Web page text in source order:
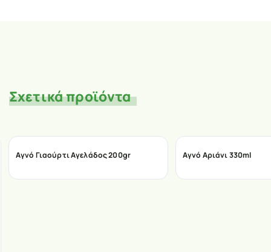
Σχετικά προϊόντα
Αγνό Γιαούρτι Αγελάδος 200gr Αγνό Αριάνι 330ml